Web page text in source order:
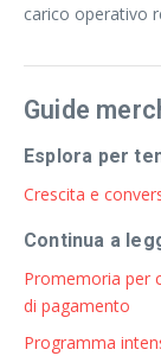
carico operativo
Guide
Esplora per
Crescita e
Continua a
Promemoria per
di pagamento
Programma